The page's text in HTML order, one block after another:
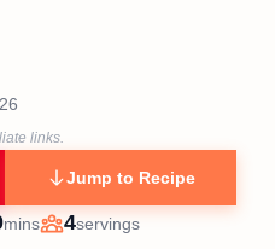
links.
Jump to Recipe
minutes
mins
Servings
4servings